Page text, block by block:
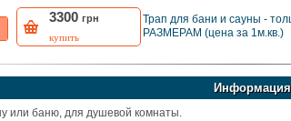
3300 грн
купить
Трап для бани и сауны -
РАЗМЕРАМ (цена за 1м.кв.)
или баню, для душевой комнаты.